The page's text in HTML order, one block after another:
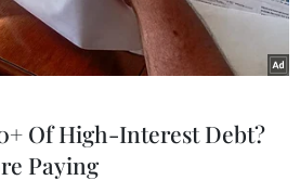
loại đối với 89 bị cáo (Tòa
cáo án tử hình, 13 bị cáo án
án, Viện kiểm sát nhân dân
tục đưa ra truy tố 25 bị cáo
chết trước khi mở phiên
Of High-Interest Debt?
Paying